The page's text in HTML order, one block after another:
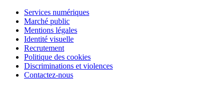
Services numériques
Marché public
Mentions légales
Identité visuelle
Recrutement
Politique des cookies
Discriminations et violences
Contactez-nous